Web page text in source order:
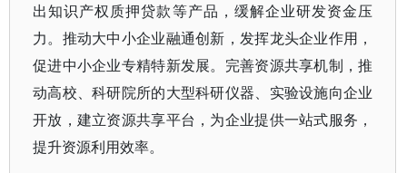
出知识产权质押贷款等产品，缓解企业研发资金压
力。推动大中小企业融通创新，发挥龙头企业作用，
促进中小企业专精特新发展。完善资源共享机制，推
动高校、科研院所的大型科研仪器、实验设施向企业
开放，建立资源共享平台，为企业提供一站式服务，
提升资源利用效率。